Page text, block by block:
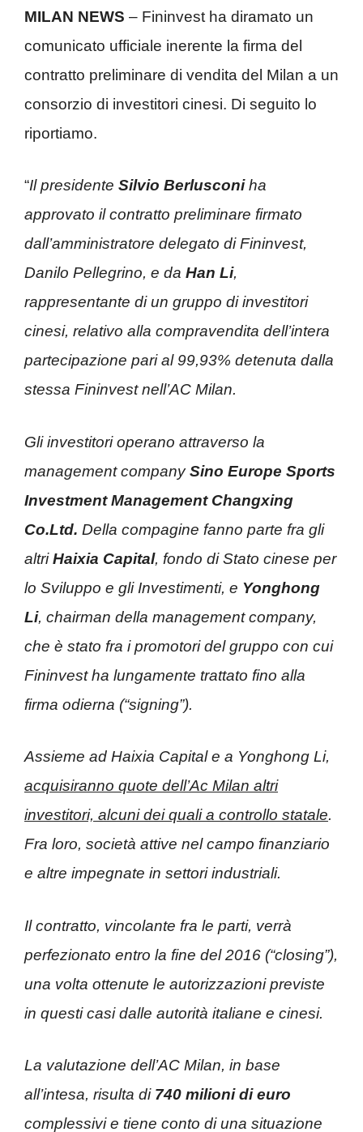
MILAN NEWS – Fininvest ha diramato un
comunicato ufficiale inerente la firma del
contratto preliminare di vendita del Milan a un
consorzio di investitori cinesi. Di seguito lo
riportiamo.
“Il presidente Silvio Berlusconiha
approvato il contratto preliminare firmato
dall’amministratore delegato di Fininvest,
Danilo Pellegrino, e da Han Li,
rappresentante di un gruppo di investitori
cinesi, relativo alla compravendita dell’intera
partecipazione parial 99,93% detenuta dalla
stessa Fininvest nell’AC Milan.
Gli investitori operano attraverso la
management companySino Europe Sports
Investment Management Changxing
Co.Ltd. Della compagine fanno parte fra gli
altriHaixia Capital, fondo di Stato cinese per
lo Sviluppo e gli Investimenti, e Yonghong
Li, chairman della management company,
che è stato fra i promotori del gruppo con cui
Fininvest ha lungamente trattato fino alla
firma odierna (“signing”).
Assieme ad Haixia Capital e a Yonghong Li,
acquisiranno quote dell’Ac Milan altri
investitori, alcuni dei quali a controllo statale.
Fra loro, società attive nel campo finanziario
e altre impegnate in settori industriali.
Il contratto, vincolante fra le parti, verrà
perfezionato entro la fine del 2016 (“closing”),
una volta ottenute le autorizzazioni previste
in questi casi dalle autorità italiane e cinesi.
La valutazione dell’AC Milan, in base
all’intesa, risulta di740 milioni di euro
complessivi e tiene conto di una situazione